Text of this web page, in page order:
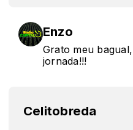
Enzo
Grato meu
jornada!!!
Celitobreda